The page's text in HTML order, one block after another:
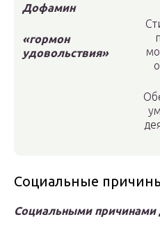
Дофамин
«гормон
удовольствия»
Социальные
Социальными причинами